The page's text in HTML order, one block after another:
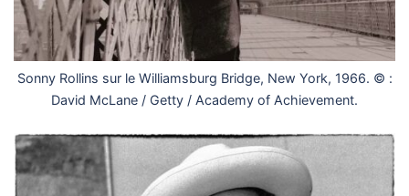
Sonny Rollins sur le Williamsburg Bridge, New York, 1966. © :
David McLane / Getty / Academy of Achievement.